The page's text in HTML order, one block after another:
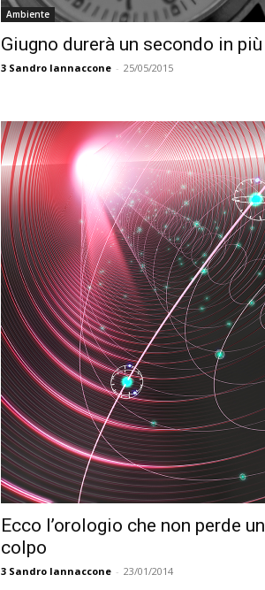
Ambiente
Giugno durerà un secondo in più
3 Sandro Iannaccone - 25/05/2015
Ecco l’orologio che non perde un
colpo
3 Sandro Iannaccone - 23/01/2014